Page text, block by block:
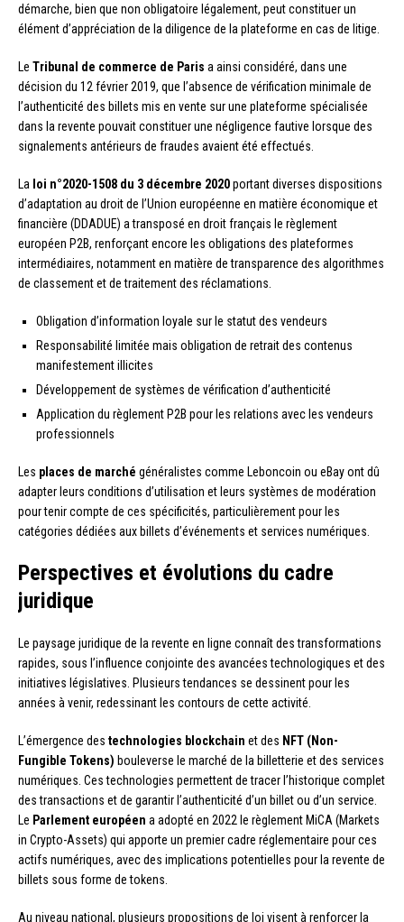
démarche, bien que non obligatoire légalement, peut constituer un
élément d’appréciation de la diligence de la plateforme en cas de litige.
Le Tribunal de commerce de Paris a ainsi considéré, dans une
décision du 12 février 2019, que l’absence de vérification minimale de
l’authenticité des billets mis en vente sur une plateforme spécialisée
dans la revente pouvait constituer une négligence fautive lorsque des
signalements antérieurs de fraudes avaient été effectués.
La loi n°2020-1508 du 3 décembre 2020portant diverses dispositions
d’adaptation au droit de l’Union européenne en matière économique et
financière (DDADUE) a transposé en droit français le règlement
européen P2B, renforçant encore les obligations des plateformes
intermédiaires, notamment en matière de transparence des algorithmes
de classement et de traitement des réclamations.
Obligation d’information loyale sur le statut des vendeurs
Responsabilité limitée mais obligation de retrait des contenus
manifestement illicites
Développement de systèmes de vérification d’authenticité
Application du règlement P2B pour les relations avec les vendeurs
professionnels
Les places de marché généralistes comme Leboncoin ou eBay ont dû
adapter leurs conditions d’utilisation et leurs systèmes de modération
pour tenir compte de ces spécificités, particulièrement pour les
catégories dédiées aux billets d’événements et services numériques.
Perspectives et évolutions du cadre
juridique
Le paysage juridique de la revente en ligne connaît des transformations
rapides, sous l’influence conjointe des avancées technologiques et des
initiatives législatives. Plusieurs tendances se dessinent pour les
années à venir, redessinant les contours de cette activité.
L’émergence des technologies blockchain et des NFT (Non-
Fungible Tokens) bouleverse le marché de la billetterie et des services
numériques. Ces technologies permettent de tracer l’historique complet
des transactions et de garantir l’authenticité d’un billet ou d’un service.
Le Parlement européen a adopté en 2022 le règlement MiCA (Markets
in Crypto-Assets) qui apporte un premier cadre réglementaire pour ces
actifs numériques, avec des implications potentielles pour la revente de
billets sous forme de tokens.
Au niveau national, plusieurs propositions de loi visent à renforcer la